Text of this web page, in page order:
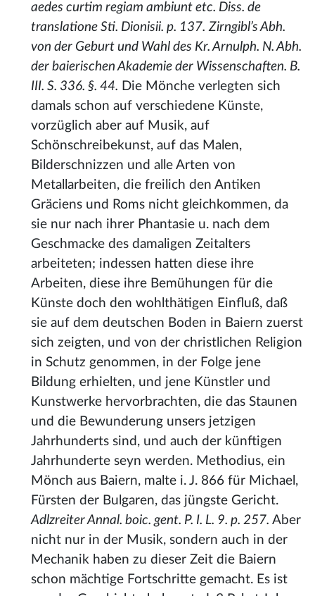
aedes curtim regiam ambiunt etc. Diss. de
translatione Sti. Dionisii. p. 137. Zirngibl’s Abh.
von der Geburt und Wahl des Kr. Arnulph. N. Abh.
der baierischen Akademie der Wissenschaften. B.
III. S. 336. §. 44. Die Mönche verlegten sich
damals schon auf verschiedene Künste,
vorzüglich aber auf Musik, auf
Schönschreibekunst, auf das Malen,
Bilderschnizzen und alle Arten von
Metallarbeiten, die freilich den Antiken
Gräciens und Roms nicht gleichkommen, da
sie nur nach ihrer Phantasie u. nach dem
Geschmacke des damaligen Zeitalters
arbeiteten; indessen hatten diese ihre
Arbeiten, diese ihre Bemühungen für die
Künste doch den wohlthätigen Einfluß, daß
sie auf dem deutschen Boden in Baiern zuerst
sich zeigten, und von der christlichen Religion
in Schutz genommen, in der Folge jene
Bildung erhielten, und jene Künstler und
Kunstwerke hervorbrachten, die das Staunen
und die Bewunderung unsers jetzigen
Jahrhunderts sind, und auch der künftigen
Jahrhunderte seyn werden. Methodius, ein
Mönch aus Baiern, malte i. J. 866 für Michael,
Fürsten der Bulgaren, das jüngste Gericht.
Adlzreiter Annal. boic. gent. P. I. L. 9. p. 257. Aber
nicht nur in der Musik, sondern auch in der
Mechanik haben zu dieser Zeit die Baiern
schon mächtige Fortschritte gemacht. Es ist